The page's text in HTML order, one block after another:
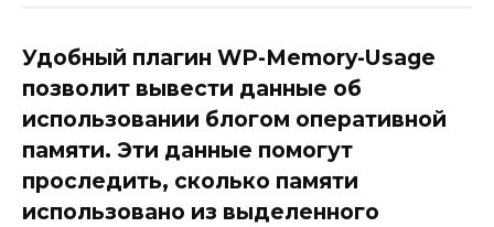
Удобный плагин WP-Memory-Usage
позволит вывести данные об
использовании блогом оперативной
памяти. Эти данные помогут
проследить, сколько памяти
использовано из выделенного